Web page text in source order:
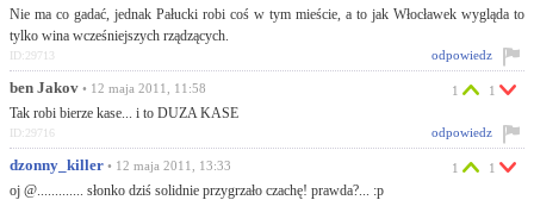
Nie ma co gadać, jednak Pałucki robi coś w tym mieście, a to jak Włocławek wygląda to
tylko wina wcześniejszych rządzących.
odpowiedz
ID:29713
ben Jakov • 12 maja 2011, 11:58
Tak robi bierze kase... i to DUZA KASE
1 1
odpowiedz
ID:29716
dzonny_killer • 12 maja 2011, 13:33
oj @............. słonko dziś solidnie przygrzało czachę! prawda?... :p
1 1